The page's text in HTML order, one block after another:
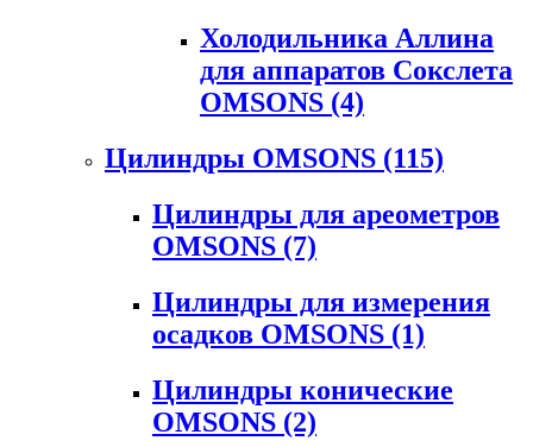
Холодильника Аллина
для аппаратов Сокслета
OMSONS (4)
Цилиндры OMSONS (115)
Цилиндры для ареометров
OMSONS (7)
Цилиндры для измерения
осадков OMSONS (1)
Цилиндры конические
OMSONS (2)